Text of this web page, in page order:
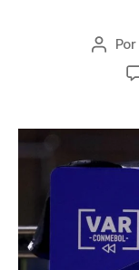
Autor
Por